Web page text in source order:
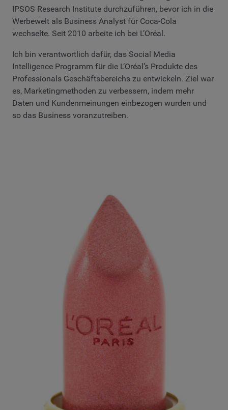
IPSOS Research Institute durchzuführen, bevor ich in die
Werbewelt als Business Analyst für Coca-Cola
wechselte. Seit 2010 arbeite ich bei L’Oréal.
Ich bin verantwortlich dafür, das Social Media
Intelligence Programm für die L’Oréal’s Produkte des
Professionals Geschäftsbereichs zu entwickeln. Ziel war
es, Marketingmethoden zu verbessern, indem mehr
Daten und Kundenmeinungen einbezogen wurden und
so das Business voranzutreiben.